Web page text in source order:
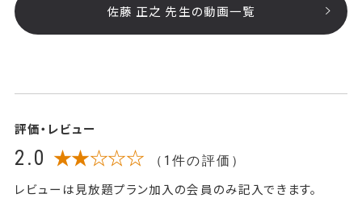
佐藤 正之 先生の動画一覧
評価・レビュー
2.0 ★★☆☆☆ （1件の評価）
レビューは見放題プラン加入の会員のみ記入できます。